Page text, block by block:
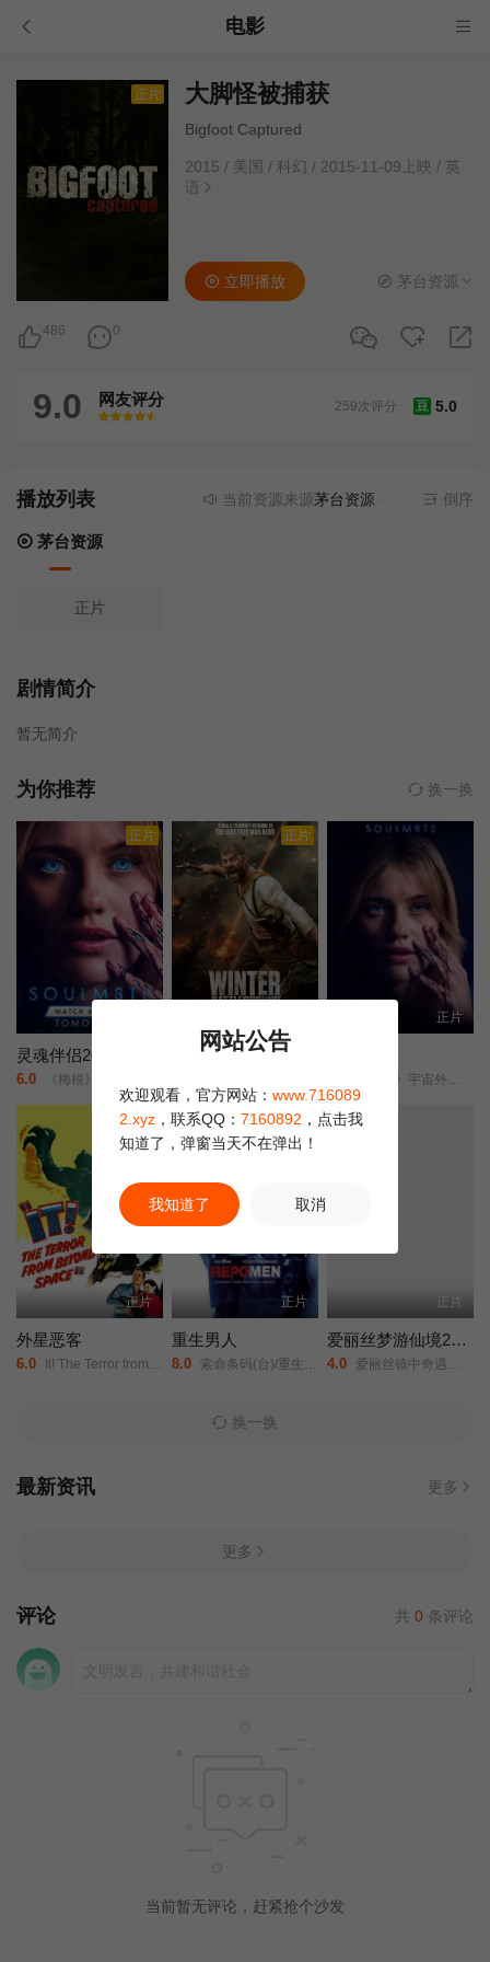
电影
正片 大脚怪被捕获
Bigfoot Captured
2015 / 美国 / 科幻 / 2015-11-09上映 / 英
语
486 0
立即播放 茅台资源
9.0 网友评分
很差
较差还行推荐力荐
豆 5.0
259次评分
播放列表 当前资源来源茅台资源- 无需安装任何
倒序
茅台资源
正片
剧情简介
暂无简介
为你推荐 换一换
正片
灵魂伴侣2026
6.0 《梅根》宇宙外传/夺魂伴侣/
正片
冬季：战场
正片
《梅根》宇宙外传/夺魂伴侣/
正片
正片
外星恶客
6.0 It! The Terror from Beyond Space/
正片
重生男人
8.0 索命条码(台)/重生曼波/回收人/追讨人/Repossession Men/
正片
爱丽丝梦游仙境2：镜中奇遇记
4.0 爱丽丝镜中奇遇记/爱丽丝梦游仙境2：穿越魔镜(港)/魔境梦游：时光怪客(台)/Alice in Wonderland: Through the Looking Glass/
换一换
最新资讯 更多
更多
评论 共 0 条评论
当前暂无评论，赶紧抢个沙发
网站公告
欢迎观看，官方网站： www.716089
2.xyz ，联系QQ： 7160892 ，点击我
知道了，弹窗当天不在弹出！
我知道了 取消